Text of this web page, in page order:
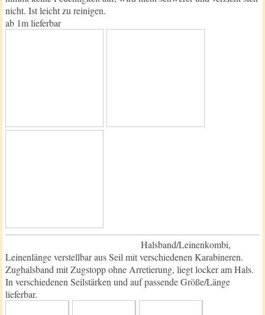
nicht. Ist leicht zu reinigen.
ab 1m lieferbar
Halsband/Leinenkombi,
Leinenlänge verstellbar aus Seil mit verschiedenen Karabineren.
Zughalsband mit Zugstopp ohne Arretierung, liegt locker am Hals.
In verschiedenen Seilstärken und auf passende Größe/Länge
lieferbar.